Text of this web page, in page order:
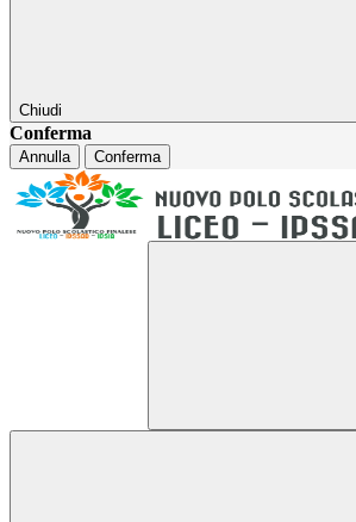
Chiudi
Conferma
Annulla Conferma